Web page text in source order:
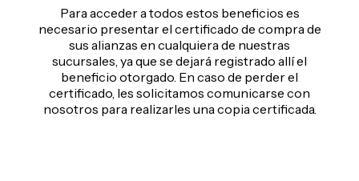
Para acceder a todos estos beneficios es
necesario presentar el certificado de compra de
sus alianzas en cualquiera de nuestras
sucursales, ya que se dejará registrado allí el
beneficio otorgado. En caso de perder el
certificado, les solicitamos comunicarse con
nosotros para realizarles una copia certificada.